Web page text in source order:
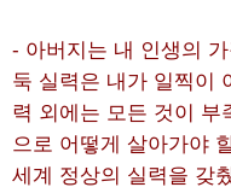
- 아버지는 내 인생의
둑 실력은 내가 일찍이
력 외에는 모든 것이 부
으로 어떻게 살아가야
세계 정상의 실력을 갖